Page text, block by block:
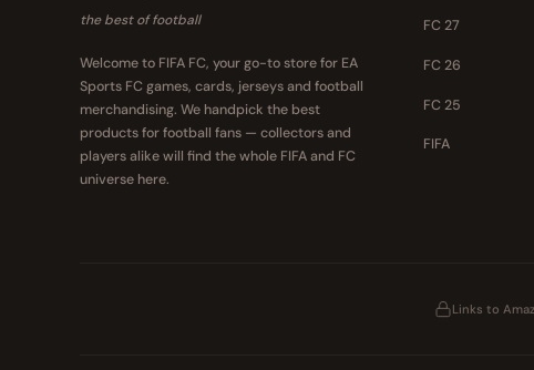
the best of football
Welcome to FIFA FC, your go-to store for EA
Sports FC games, cards, jerseys and football
merchandising. We handpick the best
products for football fans — collectors and
players alike will find the whole FIFA and FC
universe here.
FC 27
FC 26
FC 25
FIFA
Links to